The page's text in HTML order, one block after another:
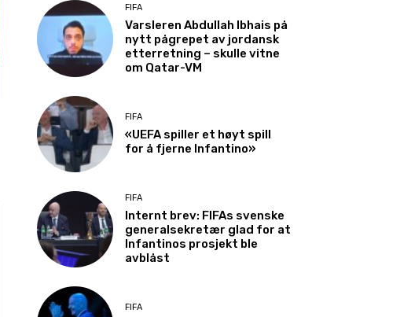
FIFA
Varsleren Abdullah Ibhais på
nytt pågrepet av jordansk
etterretning – skulle vitne
om Qatar-VM
FIFA
«UEFA spiller et høyt spill
for å fjerne Infantino»
FIFA
Internt brev: FIFAs svenske
generalsekretær glad for at
Infantinos prosjekt ble
avblåst
FIFA